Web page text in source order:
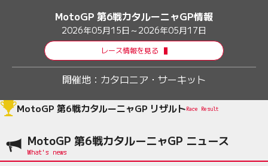
MotoGP 第6戦カタルーニャGP情報
2026年05月15日～2026年05月17日
レース情報を見る
開催地： カタロニア・サーキット
MotoGP 第6戦カタルーニャGP リザルトRace Result
MotoGP 第6戦カタルーニャGP ニュース